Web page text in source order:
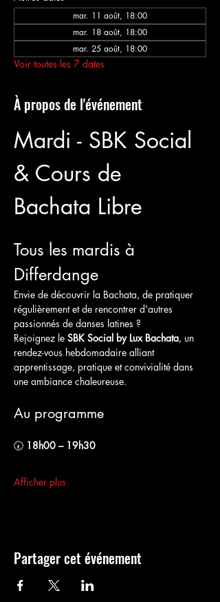
mar. 11 août, 18:00
mar. 18 août, 18:00
mar. 25 août, 18:00
Voir toutes les 7 dates
À propos de l'événement
Mardi - SBK Social
& Cours de
Bachata Libre
Tous les mardis à
Differdange
Envie de découvrir la Bachata, de pratiquer
régulièrement et de rencontrer d'autres
passionnés de danses latines ?
Rejoignez le SBK Social by Lux Bachata, un
rendez-vous hebdomadaire alliant
apprentissage, pratique et convivialité dans
une ambiance chaleureuse.
Au programme
🕢 18h00 – 19h30
Afficher plus
Partager cet événement